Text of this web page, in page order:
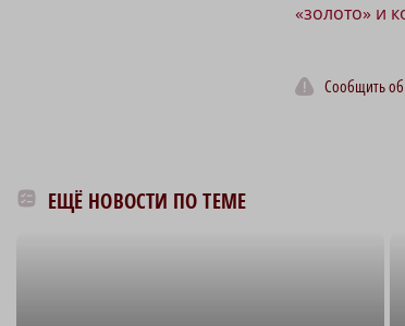
«золото» и
Сообщить
ЕЩЁ НОВОСТИ ПО ТЕМЕ